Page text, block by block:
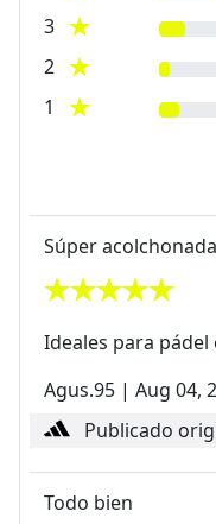
3
2
1
Súper
Ideales para
Agus.95 | Aug 04,
Publicado
Todo bien